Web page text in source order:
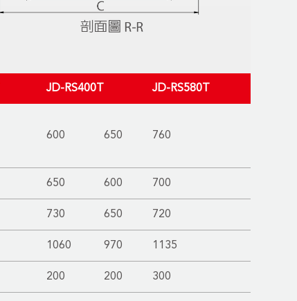
JD-RS400T JD-RS580T
600 650 760
650 600 700
730 650 720
1060 970 1135
200 200 300